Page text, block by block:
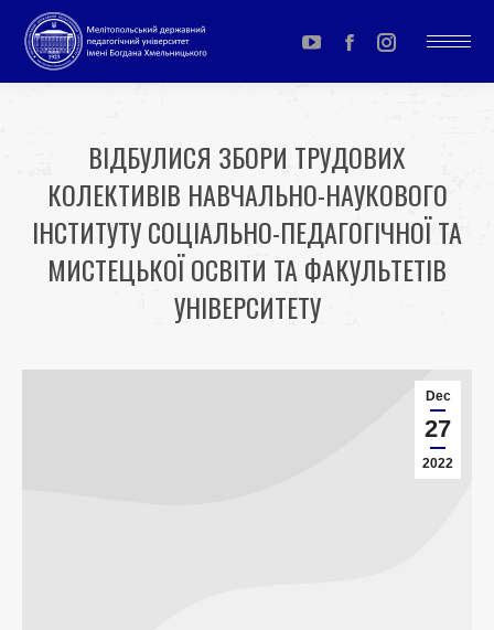
YouTube
page
in
new
window
Facebook
page
in
new
window
Instagram
page
in
new
window
ВІДБУЛИСЯ ЗБОРИ ТРУДОВИХ
КОЛЕКТИВІВ НАВЧАЛЬНО-НАУКОВОГО
ІНСТИТУТУ СОЦІАЛЬНО-ПЕДАГОГІЧНОЇ ТА
МИСТЕЦЬКОЇ ОСВІТИ ТА ФАКУЛЬТЕТІВ
УНІВЕРСИТЕТУ
Dec
27
2022